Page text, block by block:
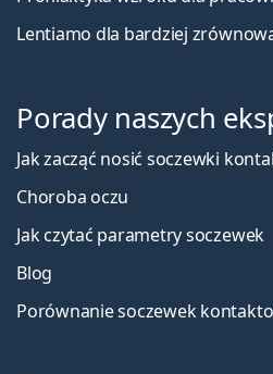
Lentiamo dla bardziej
Porady naszych
Jak zacząć nosić soczewki
Choroba oczu
Jak czytać parametry soczewek
Blog
Porównanie soczewek